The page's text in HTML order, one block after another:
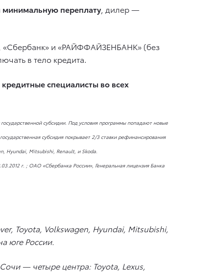
минимальную переплату, дилер —
«Сбербанк» и «РАЙФФАЙЗЕНБАНК» (без
в тело кредита.
специалисты во всех
субсидии. Под условия программы попадают новые
субсидия покрывает 2/3 ставки рефинансирования
Hyundai, Mitsubishi, Renault, и Skoda.
г. ; ОАО «Сбербанка России», Генеральная лицензия Банка
, Toyota, Volkswagen, Hyundai, Mitsubishi,
юге России.
— четыре центра: Toyota, Lexus,